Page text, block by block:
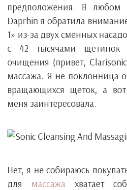
предположения. В любом
Daprhin я обратила
1» из-за двух сменных
с 42 тысячами щетинок
очищения (привет,
массажа. Я не поклонница
вращающихся щеток, а
меня заинтересовала.
Нет, я не собираюсь
для массажа хватает